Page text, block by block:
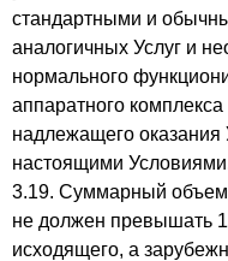
стандартными и
аналогичных Услуг и
нормального
аппаратного
надлежащего оказания
настоящими
3.19. Суммарный объем
не должен превышать
исходящего, а